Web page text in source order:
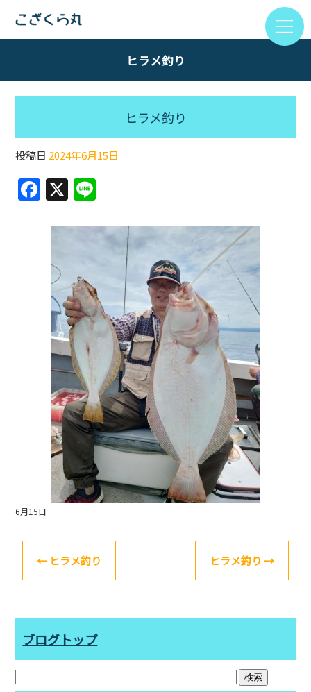
ヒラメ釣り
ヒラメ釣り
投稿日 2024年6月15日
F
c
e
b
o
o
k
X
e
6月15日
← ヒラメ釣り ヒラメ釣り →
ブログトップ